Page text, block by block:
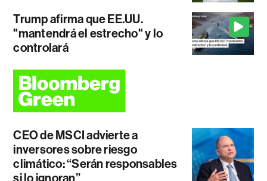
Trump afirma que EE.UU.
"mantendrá el estrecho" y lo
controlará
CEO de MSCI advierte a
inversores sobre riesgo
climático: “Serán responsables
si lo ignoran”